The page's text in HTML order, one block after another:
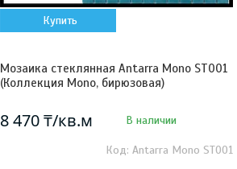
Купить
Мозаика стеклянная Antarra Mono ST001
(Коллекция Mono, бирюзовая)
8 470 ₸/кв.м В наличии
Antarra Mono ST001